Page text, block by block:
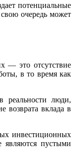
потенциальные
очередь может
— это отсутствие
в то время как
реальности люди,
возврата вклада в
инвестиционных
являются пустыми